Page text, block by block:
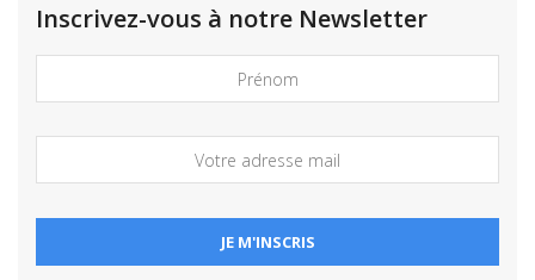
Inscrivez-vous à notre Newsletter